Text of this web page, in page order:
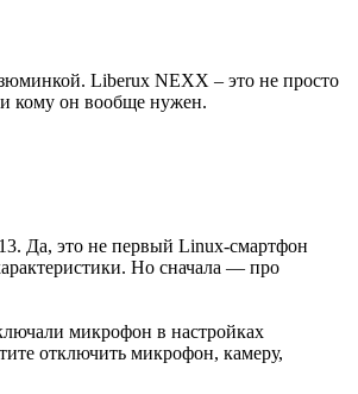
Liberux NEXX – это не просто
и кому он вообще нужен.
Да, это не первый Linux-смартфон
Но сначала — про
микрофон в настройках
отключить микрофон, камеру,